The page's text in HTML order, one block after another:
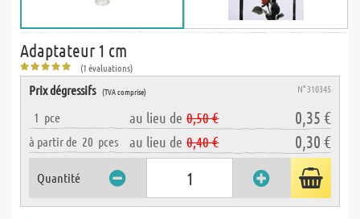
Adaptateur 1 cm
(1 évaluations)
Prix dégressifs (TVA comprise) N° 310345
1 pce au lieu de 0,50 € 0,35 €
à partir de 20 pces au lieu de 0,40 € 0,30 €
Quantité